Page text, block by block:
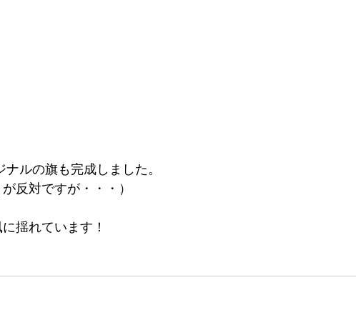
ルの旗も完成しました。
反対ですが・・・）
揺れています！